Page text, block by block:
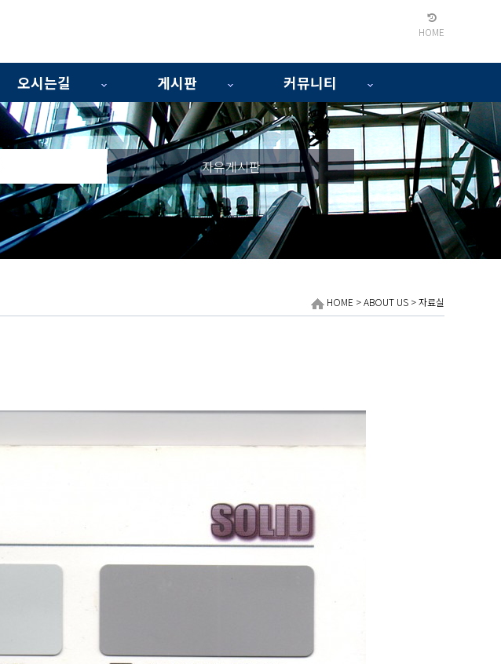
HOME
오시는길
게시판
커뮤니티
자유게시판
HOME > ABOUT US > 자료실